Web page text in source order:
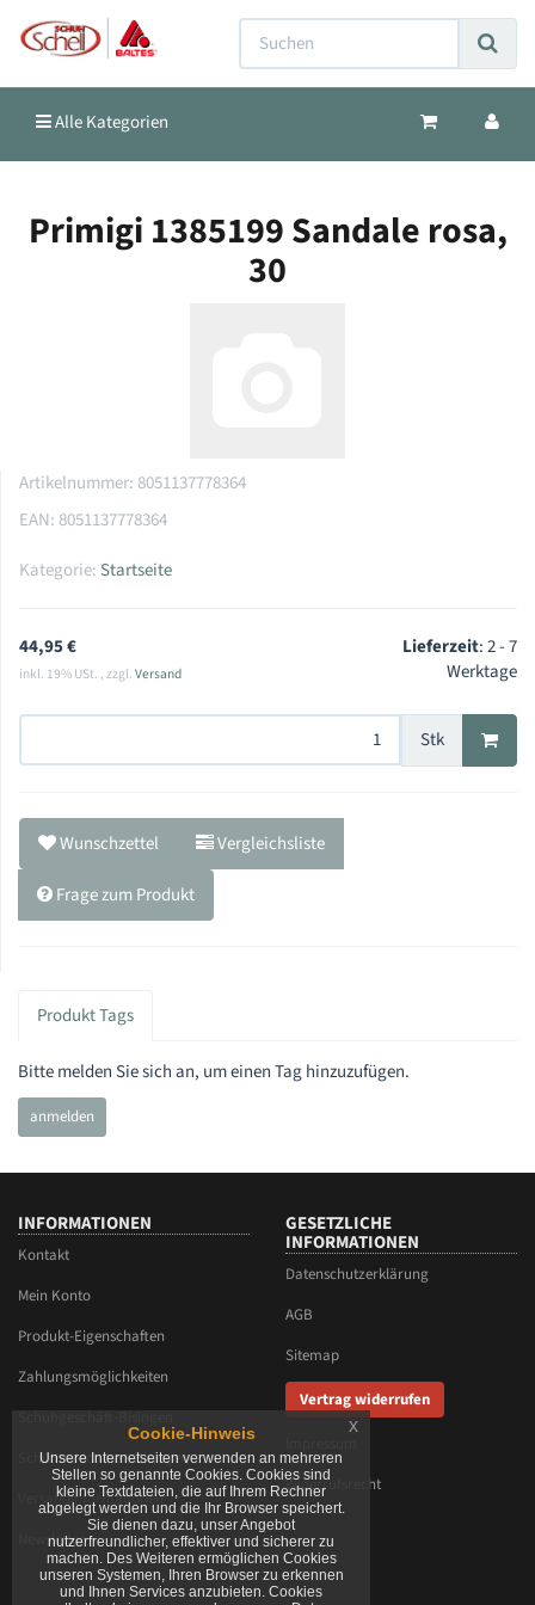
Cookie-Hinweis
Unsere Internetseiten verwenden an mehreren
Stellen so genannte Cookies. Cookies sind
kleine Textdateien, die auf Ihrem Rechner
abgelegt werden und die Ihr Browser speichert.
Sie dienen dazu, unser Angebot
nutzerfreundlicher, effektiver und sicherer zu
machen. Des Weiteren ermöglichen Cookies
unseren Systemen, Ihren Browser zu erkennen
und Ihnen Services anzubieten. Cookies
x
Alle Kategorien
Primigi 1385199 Sandale rosa,
30
Artikelnummer:8051137778364
EAN:8051137778364
Kategorie: Startseite
44,95 €
inkl. 19% USt. , zzgl.Versand
Lieferzeit:2 - 7
Werktage
Stk
Wunschzettel Vergleichsliste
Frage zum Produkt
Produkt Tags
Bitte melden Sie sich an, um einen Tag hinzuzufügen.
INFORMATIONEN
Kontakt
Mein Konto
Produkt-Eigenschaften
Zahlungsmöglichkeiten
Schuhgeschäft-Bisingen
Schuhmaschinen-Bisingen
Versandinformationen
Newsletter
GESETZLICHE
INFORMATIONEN
Datenschutzerklärung
AGB
Sitemap
Vertrag widerrufen
Widerrufsrecht